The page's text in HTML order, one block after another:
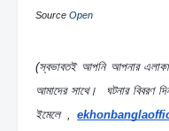
Source Open
(স্বভাবতই আপনি আপনার
আমাদের সাথে।  ঘটনার বিবরণ
ইমেলে ,